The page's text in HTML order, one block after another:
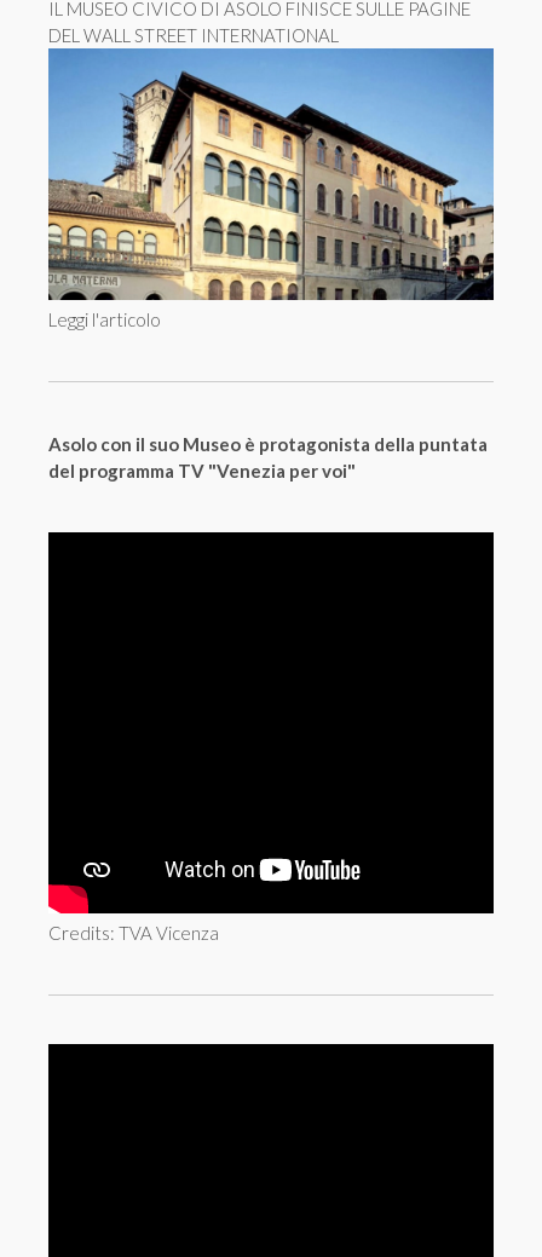
IL MUSEO CIVICO DI ASOLO FINISCE SULLE PAGINE
DEL WALL STREET INTERNATIONAL
Leggi l'articolo
Asolo con il suo Museo è protagonista della puntata
del programma TV "Venezia per voi"
Credits: TVA Vicenza